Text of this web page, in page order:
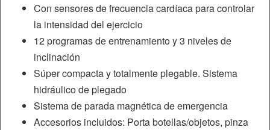
Con sensores de frecuencia cardíaca para controlar
la intensidad del ejercicio
12 programas de entrenamiento y 3 niveles de
inclinación
Súper compacta y totalmente plegable. Sistema
hidráulico de plegado
Sistema de parada magnética de emergencia
Accesorios incluidos: Porta botellas/objetos, pinza